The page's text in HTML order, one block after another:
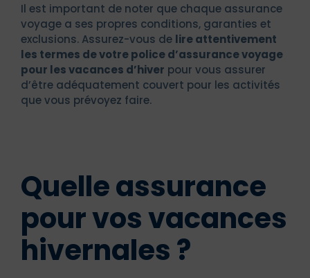
Il est important de noter que chaque assurance
voyage a ses propres conditions, garanties et
exclusions. Assurez-vous de lire attentivement
les termes de votre police d’assurance voyage
pour les vacances d’hiver pour vous assurer
d’être adéquatement couvert pour les activités
que vous prévoyez faire.
Quelle assurance
pour vos vacances
hivernales ?